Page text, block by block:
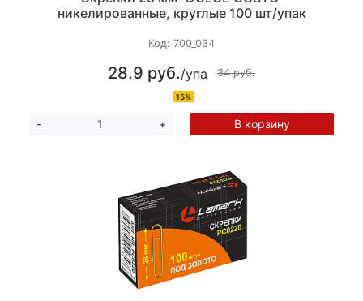
никелированные, круглые 100 шт/упак
Код: 700_034
28.9 руб./упа 34 руб.
15%
- + В корзину